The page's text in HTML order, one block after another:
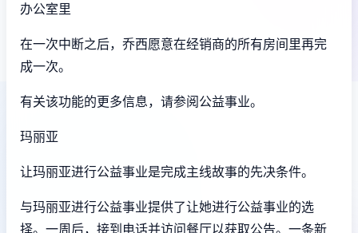
办公室里
在一次中断之后，乔西愿意在经销商的所有房间里再完
成一次。
有关该功能的更多信息，请参阅公益事业。
玛丽亚
让玛丽亚进行公益事业是完成主线故事的先决条件。
与玛丽亚进行公益事业提供了让她进行公益事业的选
择。一周后，接到电话并访问餐厅以获取公告。一条新